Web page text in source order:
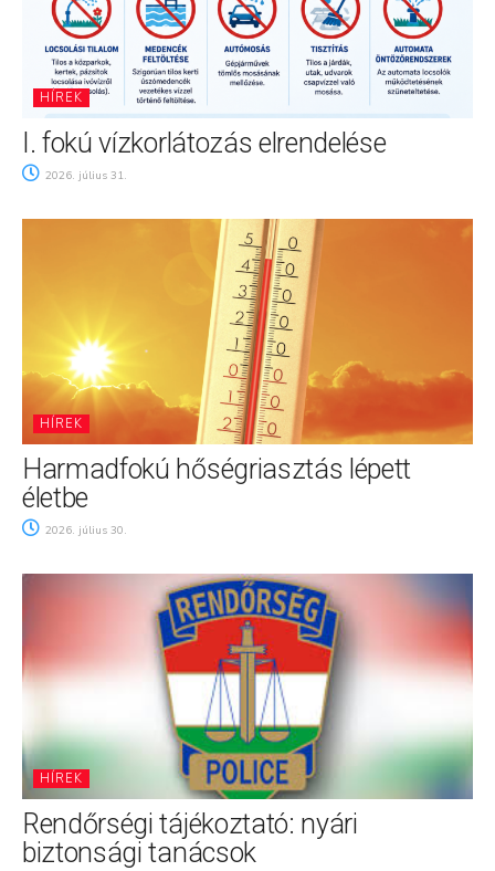
HÍREK
I. fokú vízkorlátozás elrendelése
2026. július 31.
HÍREK
Harmadfokú hőségriasztás lépett
életbe
2026. július 30.
HÍREK
Rendőrségi tájékoztató: nyári
biztonsági tanácsok